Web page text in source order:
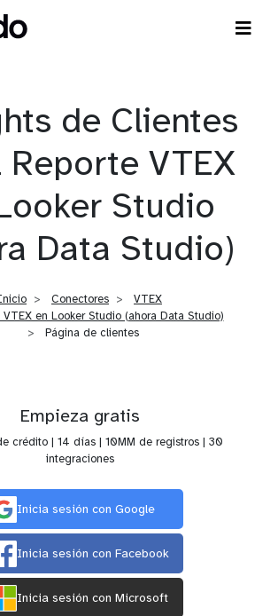
de Clientes
Reporte VTEX
Studio
Data Studio)
Conectores
VTEX
VTEX en Looker Studio (ahora Data Studio)
Página de clientes
Empieza gratis
crédito | 14 días | 10MM de registros | 30
integraciones
Inicia sesión con Google
Inicia sesión con Facebook
Inicia sesión con Microsoft